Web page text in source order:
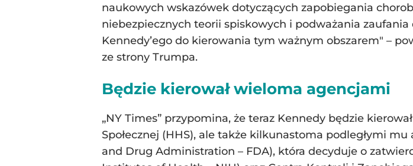
naukowych wskazówek dotyczących zapobiegania
niebezpiecznych teorii spiskowych i podważania
Kennedy’ego do kierowania tym ważnym obszarem" –
ze strony Trumpa.
Będzie kierował wieloma agencjami
„NY Times” przypomina, że teraz Kennedy będzie
Społecznej (HHS), ale także kilkunastoma podległymi
and Drug Administration – FDA), która decyduje o